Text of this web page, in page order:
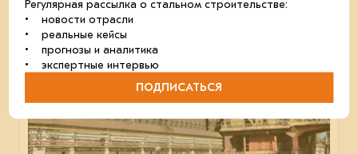
Регулярная рассылка о стальном строительстве:
• новости отрасли
• реальные кейсы
• прогнозы и аналитика
• экспертные интервью
ПОДПИСАТЬСЯ